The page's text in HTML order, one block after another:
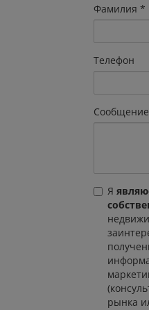
Фамилия
Телефон
Сообщение
Я
рынка